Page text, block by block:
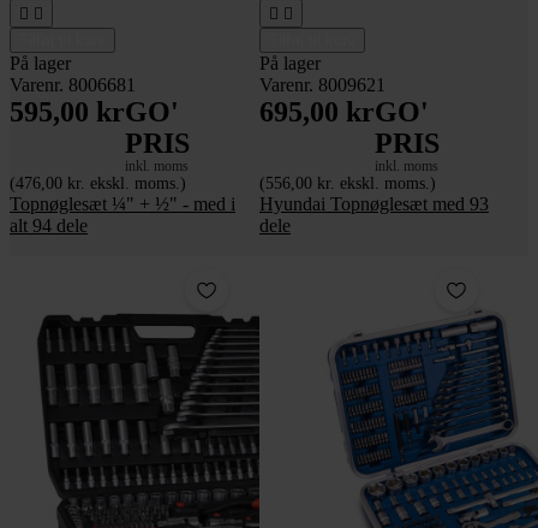
 
På lager
Varenr. 8006681
595,00 krGO'
PRIS
inkl. moms
(476,00 kr. ekskl. moms.)
Topnøglesæt ¼" + ½" - med i
alt 94 dele
 
På lager
Varenr. 8009621
695,00 krGO'
PRIS
inkl. moms
(556,00 kr. ekskl. moms.)
Hyundai Topnøglesæt med 93
dele